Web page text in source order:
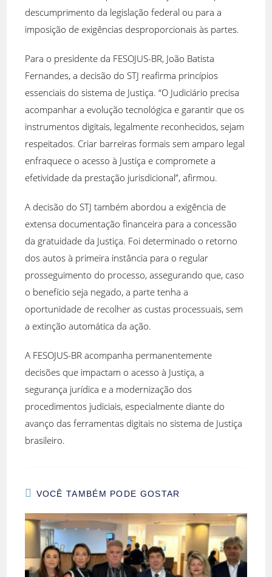
descumprimento da legislação federal ou para a
imposição de exigências desproporcionais às partes.
Para o presidente da FESOJUS-BR, João Batista
Fernandes, a decisão do STJ reafirma princípios
essenciais do sistema de Justiça. “O Judiciário precisa
acompanhar a evolução tecnológica e garantir que os
instrumentos digitais, legalmente reconhecidos, sejam
respeitados. Criar barreiras formais sem amparo legal
enfraquece o acesso à Justiça e compromete a
efetividade da prestação jurisdicional”, afirmou.
A decisão do STJ também abordou a exigência de
extensa documentação financeira para a concessão
da gratuidade da Justiça. Foi determinado o retorno
dos autos à primeira instância para o regular
prosseguimento do processo, assegurando que, caso
o benefício seja negado, a parte tenha a
oportunidade de recolher as custas processuais, sem
a extinção automática da ação.
A FESOJUS-BR acompanha permanentemente
decisões que impactam o acesso à Justiça, a
segurança jurídica e a modernização dos
procedimentos judiciais, especialmente diante do
avanço das ferramentas digitais no sistema de Justiça
brasileiro.
VOCÊ TAMBÉM PODE GOSTAR